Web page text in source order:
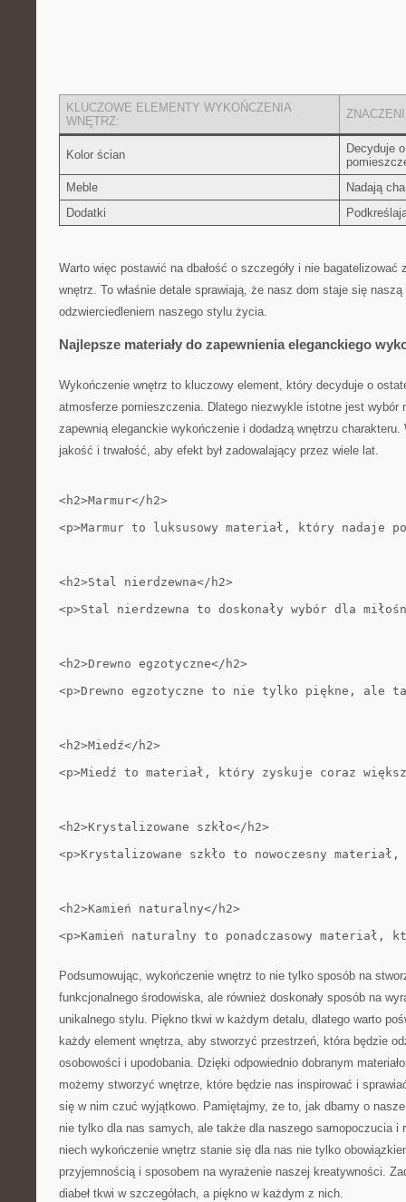
KLUCZOWE ELEMENTY WYKOŃCZENIA
WNĘTRZ:
Kolor ścian
Decyduje
Meble
Nadają
Dodatki
Warto więc postawić na dbałość⁢ o szczegóły i nie bagatelizować
wnętrz. To właśnie detale ⁤sprawiają, że nasz dom staje się
odzwierciedleniem naszego stylu życia.
Najlepsze materiały do ⁤zapewnienia eleganckiego
Wykończenie⁣ wnętrz to kluczowy element, który ⁣decyduje o
atmosferze pomieszczenia. Dlatego niezwykle istotne jest wybór
zapewnią eleganckie wykończenie i dodadzą wnętrzu
jakość i trwałość, aby efekt​ był ‌zadowalający przez wiele lat.
<h2>Marmur</h2>
<p>Marmur to luksusowy materiał, który
<h2>Stal nierdzewna</h2>
<p>Stal nierdzewna to doskonały wybór dla
<h2>Drewno egzotyczne</h2>
<p>Drewno egzotyczne to nie tylko piękne, ale
<h2>Miedź</h2>
<p>Miedź to materiał, który zyskuje coraz
<h2>Krystalizowane szkło</h2>
<p>Krystalizowane szkło to nowoczesny
<h2>Kamień naturalny</h2>
<p>Kamień naturalny to ponadczasowy
Podsumowując, wykończenie wnętrz to nie tylko sposób na
⁣funkcjonalnego środowiska, ale również doskonały sposób ‍na
unikalnego stylu. Piękno tkwi ⁤w każdym detalu, dlatego warto
każdy element wnętrza, ⁤aby stworzyć przestrzeń, która będzie
osobowości i upodobania. Dzięki odpowiednio dobranym
możemy stworzyć wnętrze,‌ które będzie nas inspirować i
się w nim czuć wyjątkowo. Pamiętajmy, że to, jak dbamy o
nie tylko dla nas⁣ samych, ale ⁣także dla naszego samopoczucia i
niech wykończenie wnętrz stanie się dla nas nie tylko
przyjemnością i sposobem na wyrażenie naszej kreatywności.
diabeł tkwi w szczegółach, a ‌piękno w każdym z nich.